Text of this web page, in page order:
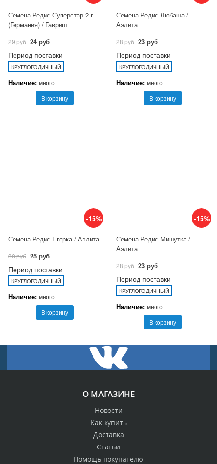
Семена Редис Суперстар 2 г
(Германия) / Гавриш
29 руб 24 руб
Период поставки
КРУГЛОГОДИЧНЫЙ
Наличие: много
В корзину
Семена Редис Любаша /
Аэлита
28 руб 23 руб
Период поставки
КРУГЛОГОДИЧНЫЙ
Наличие: много
В корзину
-15%
Семена Редис Егорка / Аэлита
30 руб 25 руб
Период поставки
КРУГЛОГОДИЧНЫЙ
Наличие: много
В корзину
-15%
Семена Редис Мишутка /
Аэлита
28 руб 23 руб
Период поставки
КРУГЛОГОДИЧНЫЙ
Наличие: много
В корзину
О МАГАЗИНЕ
Новости
Как купить
Доставка
Статьи
Помощь покупателю